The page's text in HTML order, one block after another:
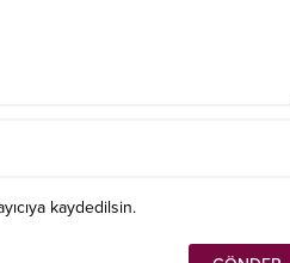
kaydedilsin.